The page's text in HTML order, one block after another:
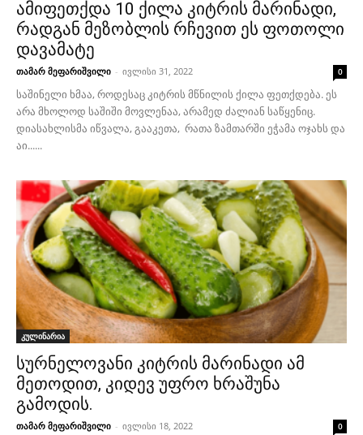
ამიფეთქდა 10 ქილა კიტრის მარინადი,
რადგან მეზობლის რჩევით ეს ფოთოლი
დავამატე
თამარ მეფარიშვილი - ივლისი 31, 2022 0
საშინელი ხმაა, როდესაც კიტრის მწნილის ქილა ფეთქდება. ეს
არა მხოლოდ საშიში მოვლენაა, არამედ ძალიან საწყენიც.
დიასახლისმა იწვალა, გააკეთა, რათა ზამთარში ეჭამა ოჯახს და
აი......
კულინარია
სურნელოვანი კიტრის მარინადი ამ
მეთოდით, კიდევ უფრო ხრაშუნა
გამოდის.
თამარ მეფარიშვილი - ივლისი 18, 2022 0